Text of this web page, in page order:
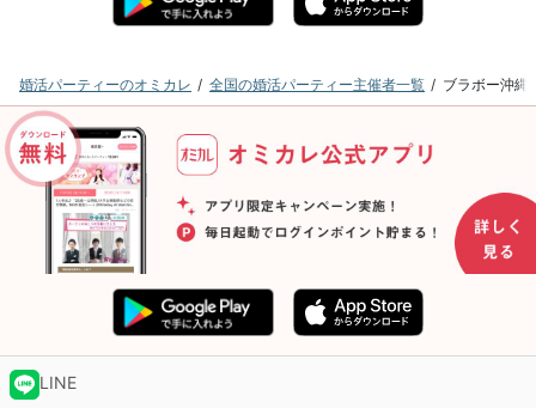
婚活パーティーのオミカレ 全国の婚活パーティー主催者一覧 ブラボー沖縄
LINE